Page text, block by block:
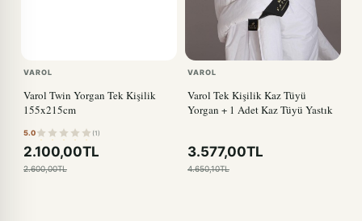
VAROL
Varol Twin Yorgan Tek Kişilik
155x215cm
5.0 (1)
2.100,00TL
2.600,00TL
VAROL
Varol Tek Kişilik Kaz Tüyü
Yorgan + 1 Adet Kaz Tüyü Yastık
3.577,00TL
4.650,10TL